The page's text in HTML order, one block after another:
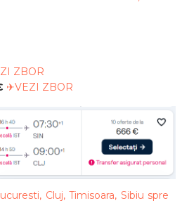
ZBOR
✈VEZI ZBOR
Cluj, Timisoara, Sibiu spre